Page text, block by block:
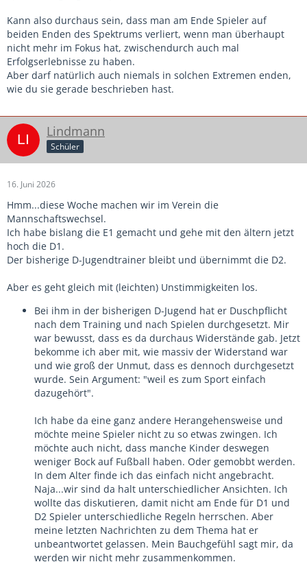
Kann also durchaus sein, dass man am Ende Spieler auf
beiden Enden des Spektrums verliert, wenn man überhaupt
nicht mehr im Fokus hat, zwischendurch auch mal
Erfolgserlebnisse zu haben.
Aber darf natürlich auch niemals in solchen Extremen enden,
wie du sie gerade beschrieben hast.
Lindmann
Schüler
16. Juni 2026
Hmm...diese Woche machen wir im Verein die
Mannschaftswechsel.
Ich habe bislang die E1 gemacht und gehe mit den ältern jetzt
hoch die D1.
Der bisherige D-Jugendtrainer bleibt und übernimmt die D2.
Aber es geht gleich mit (leichten) Unstimmigkeiten los.
Bei ihm in der bisherigen D-Jugend hat er Duschpflicht
nach dem Training und nach Spielen durchgesetzt. Mir
war bewusst, dass es da durchaus Widerstände gab. Jetzt
bekomme ich aber mit, wie massiv der Widerstand war
und wie groß der Unmut, dass es dennoch durchgesetzt
wurde. Sein Argument: "weil es zum Sport einfach
dazugehört".
Ich habe da eine ganz andere Herangehensweise und
möchte meine Spieler nicht zu so etwas zwingen. Ich
möchte auch nicht, dass manche Kinder deswegen
weniger Bock auf Fußball haben. Oder gemobbt werden.
In dem Alter finde ich das einfach nicht angebracht.
Naja...wir sind da halt unterschiedlicher Ansichten. Ich
wollte das diskutieren, damit nicht am Ende für D1 und
D2 Spieler unterschiedliche Regeln herrschen. Aber
meine letzten Nachrichten zu dem Thema hat er
unbeantwortet gelassen. Mein Bauchgefühl sagt mir, da
werden wir nicht mehr zusammenkommen.